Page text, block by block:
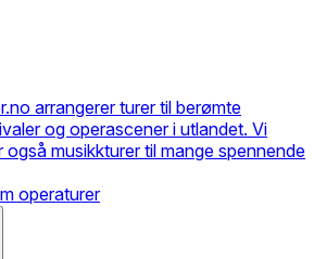
arrangerer turer til berømte
og operascener i utlandet. Vi
også musikkturer til mange spennende
operaturer